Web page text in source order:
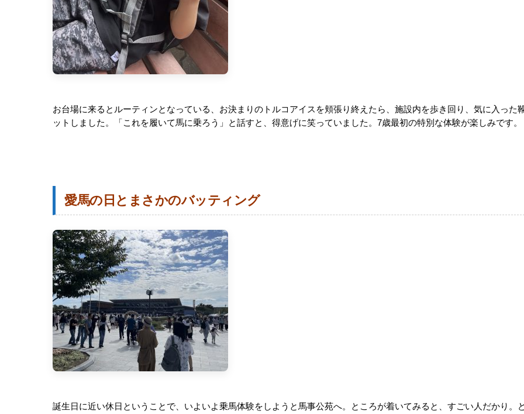
お台場に来るとルーティンとなっている、お決まりのトルコアイスを頬張り終えたら、施設内を歩き回り、気に入った
ットしました。「これを履いて馬に乗ろう」と話すと、得意げに笑っていました。 7歳最初の特別な体験が楽しみです。
愛馬の日とまさかのバッティング
誕生日に近い休日ということで、いよいよ乗馬体験をしようと馬事公苑へ。ところが着いてみると、すごい人だかり。